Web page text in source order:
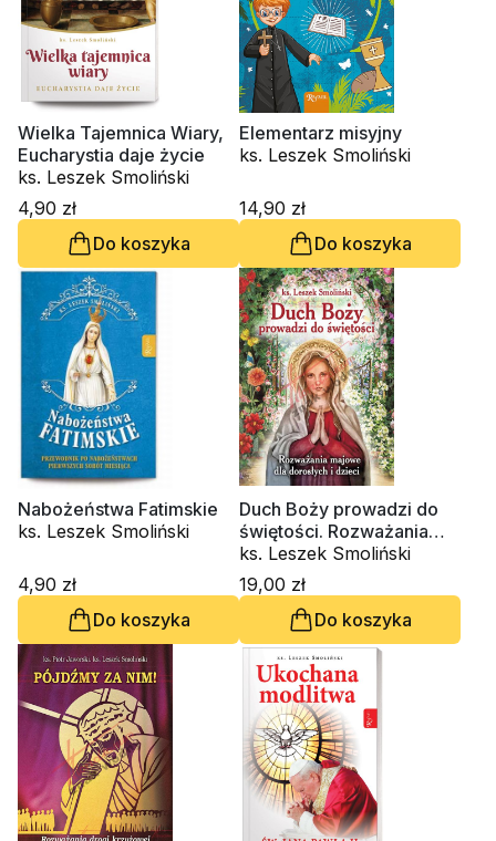
Wielka Tajemnica Wiary,
Eucharystia daje życie
ks. Leszek Smoliński
4,90 zł
Do koszyka
Elementarz misyjny
ks. Leszek Smoliński
14,90 zł
Do koszyka
Nabożeństwa Fatimskie
ks. Leszek Smoliński
4,90 zł
Do koszyka
Duch Boży prowadzi do
świętości. Rozważania
majowe dla dorosłych i
dzieci
ks. Leszek Smoliński
19,00 zł
Do koszyka